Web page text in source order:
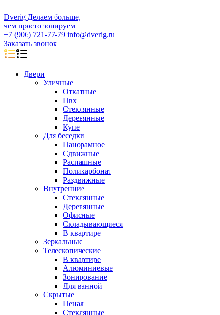
Dverig Делаем больше,
чем просто зонируем
+7 (906) 721-77-79 info@dverig.ru
Заказать звонок
Двери
Уличные
Откатные
Пвх
Стеклянные
Деревянные
Купе
Для беседки
Панорамное
Сдвижные
Распашные
Поликарбонат
Раздвижные
Внутренние
Стеклянные
Деревянные
Офисные
Складывающиеся
В квартире
Зеркальные
Телескопические
В квартире
Алюминиевые
Зонирование
Для ванной
Скрытые
Пенал
Стеклянные